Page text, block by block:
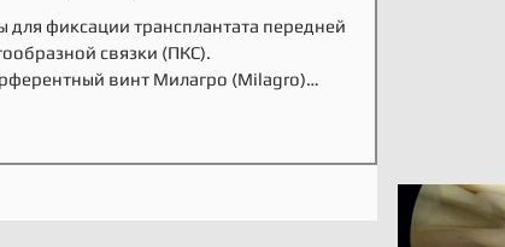
для фиксации трансплантата передней
связки (ПКС).
винт Милагро (Milagro)